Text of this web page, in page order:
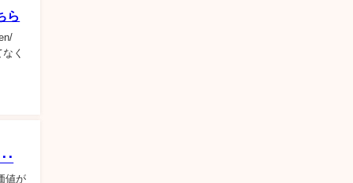
ら
く
･
値が